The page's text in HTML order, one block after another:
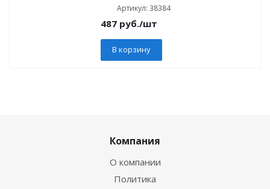
Артикул: 38384
487 руб./шт
В корзину
Компания
О компании
Политика